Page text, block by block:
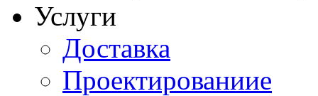
Услуги
Доставка
Проектированиие